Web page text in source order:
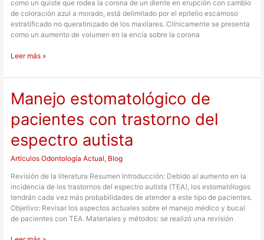
como un quiste que rodea la corona de un diente en erupción con cambio
de coloración azul a morado, está delimitado por el epitelio escamoso
estratificado no queratinizado de los maxilares. Clínicamente se presenta
como un aumento de volumen en la encía sobre la corona
Leer más »
Manejo estomatológico de
pacientes con trastorno del
espectro autista
Artículos Odontología Actual, Blog
Revisión de la literatura Resumen Introducción: Debido al aumento en la
incidencia de los trastornos del espectro autista (TEA), los estomatólogos
tendrán cada vez más probabilidades de atender a este tipo de pacientes.
Objetivo: Revisar los aspectos actuales sobre el manejo médico y bucal
de pacientes con TEA. Materiales y métodos: se realizó una revisión
Manejo
estomatológico
de
pacientes
con
trastorno
del
autista